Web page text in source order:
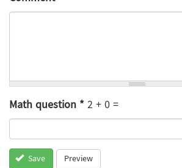
Math question*2 + 0 =
Save Preview